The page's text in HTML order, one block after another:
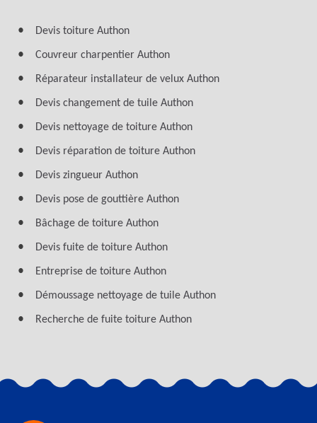
Devis toiture Authon
Couvreur charpentier Authon
Réparateur installateur de velux Authon
Devis changement de tuile Authon
Devis nettoyage de toiture Authon
Devis réparation de toiture Authon
Devis zingueur Authon
Devis pose de gouttière Authon
Bâchage de toiture Authon
Devis fuite de toiture Authon
Entreprise de toiture Authon
Démoussage nettoyage de tuile Authon
Recherche de fuite toiture Authon